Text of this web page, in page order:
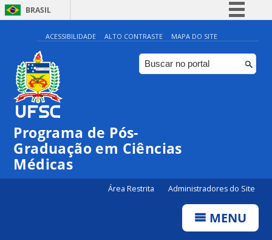
BRASIL
Simplifique!
Comunica BR
Participe
ACESSIBILIDADE ALTO CONTRASTE MAPA DO SITE
Programa de Pós-
Graduação em Ciências
Médicas
Área Restrita Administradores do Site
MENU